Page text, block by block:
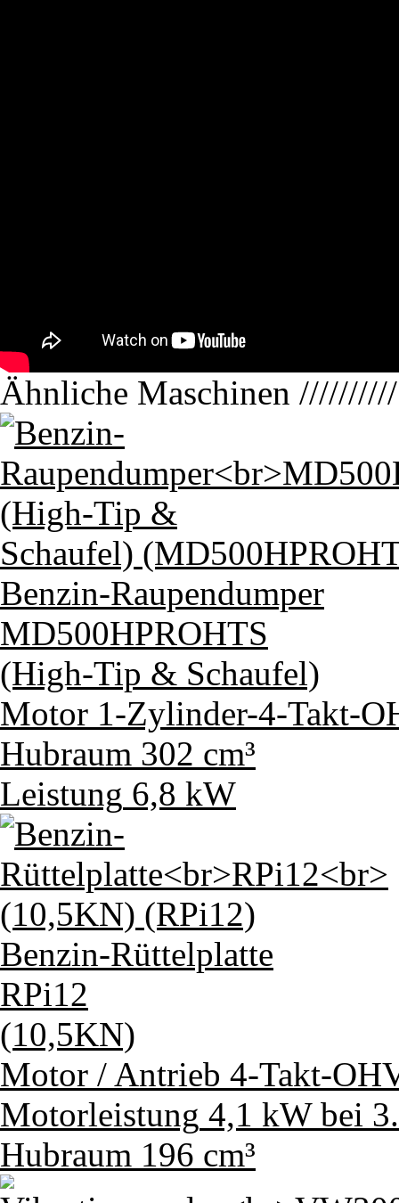
Ähnliche Maschinen //////////
Benzin-Raupendumper
MD500HPROHTS
(High-Tip & Schaufel)
Motor 1-Zylinder-4-Takt-
Hubraum 302 cm³
Leistung 6,8 kW
Benzin-Rüttelplatte
RPi12
(10,5KN)
Motor / Antrieb 4-Takt-
Motorleistung 4,1 kW bei
Hubraum 196 cm³